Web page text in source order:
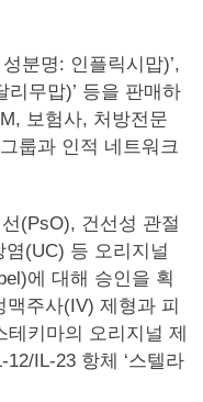
분명: 인플릭시맙)’,
리무맙)’ 등을 판매하
보험사, 처방전문
룹과 인적 네트워크
(PsO), 건선성 관절
(UC) 등 오리지널
에 대해 승인을 획
주사(IV) 제형과 피
키마의 오리지널 제
IL-23 항체 ‘스텔라